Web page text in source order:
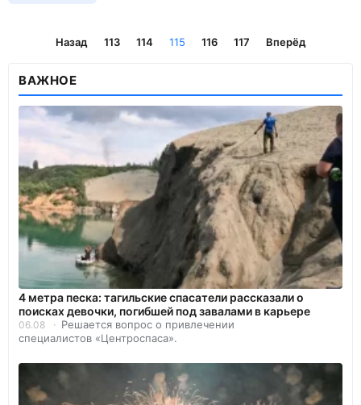
Назад 113 114 115 116 117 Вперёд
ВАЖНОЕ
4 метра песка: тагильские спасатели рассказали о
поисках девочки, погибшей под завалами в карьере
06.08
Решается вопрос о привлечении
специалистов «Центроспаса».